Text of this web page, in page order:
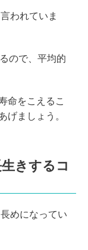
われていま
ので、平均的
命をこえるこ
げましょう。
きするコ
めになってい